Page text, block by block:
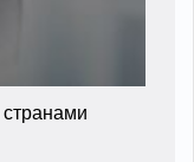
странами